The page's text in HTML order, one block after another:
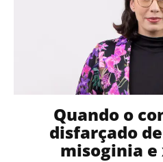
Quando o
disfarçado
misoginia